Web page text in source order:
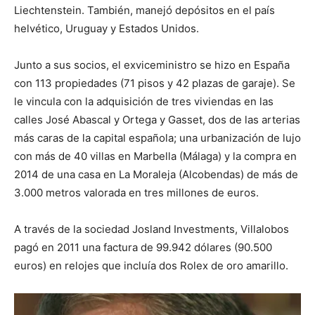
Liechtenstein. También, manejó depósitos en el país
helvético, Uruguay y Estados Unidos.
Junto a sus socios, el exviceministro se hizo en España
con 113 propiedades (71 pisos y 42 plazas de garaje). Se
le vincula con la adquisición de tres viviendas en las
calles José Abascal y Ortega y Gasset, dos de las arterias
más caras de la capital española; una urbanización de lujo
con más de 40 villas en Marbella (Málaga) y la compra en
2014 de una casa en La Moraleja (Alcobendas) de más de
3.000 metros valorada en tres millones de euros.
A través de la sociedad Josland Investments, Villalobos
pagó en 2011 una factura de 99.942 dólares (90.500
euros) en relojes que incluía dos Rolex de oro amarillo.